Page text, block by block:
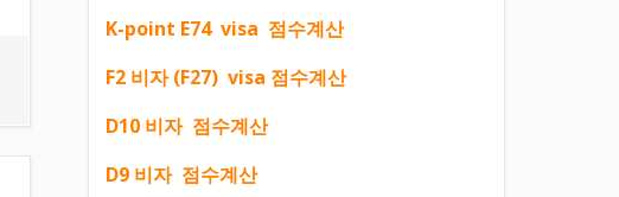
K-point E74 visa 점수계산
F2 비자 (F27) visa 점수계산
D10 비자 점수계산
D9 비자 점수계산